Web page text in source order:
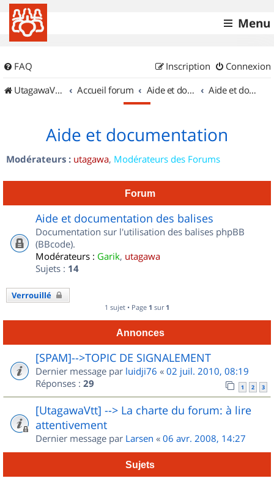
Menu
FAQ Connexion
Inscription
UtagawaVTT (Randos VTT et VTTAE avec traces GPS)
Accueil forum Aide et documentation Aide et documentation
Aide et documentation
Modérateurs : utagawa, Modérateurs des Forums
Forum
Aide et documentation des balises
Documentation sur l'utilisation des balises phpBB
(BBcode).
Modérateurs : Garik, utagawa
Sujets : 14
Verrouillé
1 sujet • Page 1 sur 1
Annonces
[SPAM]-->TOPIC DE SIGNALEMENT
Dernier message par luidji76 « 02 juil. 2010, 08:19
Réponses : 29 1 2 3
[UtagawaVtt] --> La charte du forum: à lire
attentivement
Dernier message par Larsen « 06 avr. 2008, 14:27
Sujets